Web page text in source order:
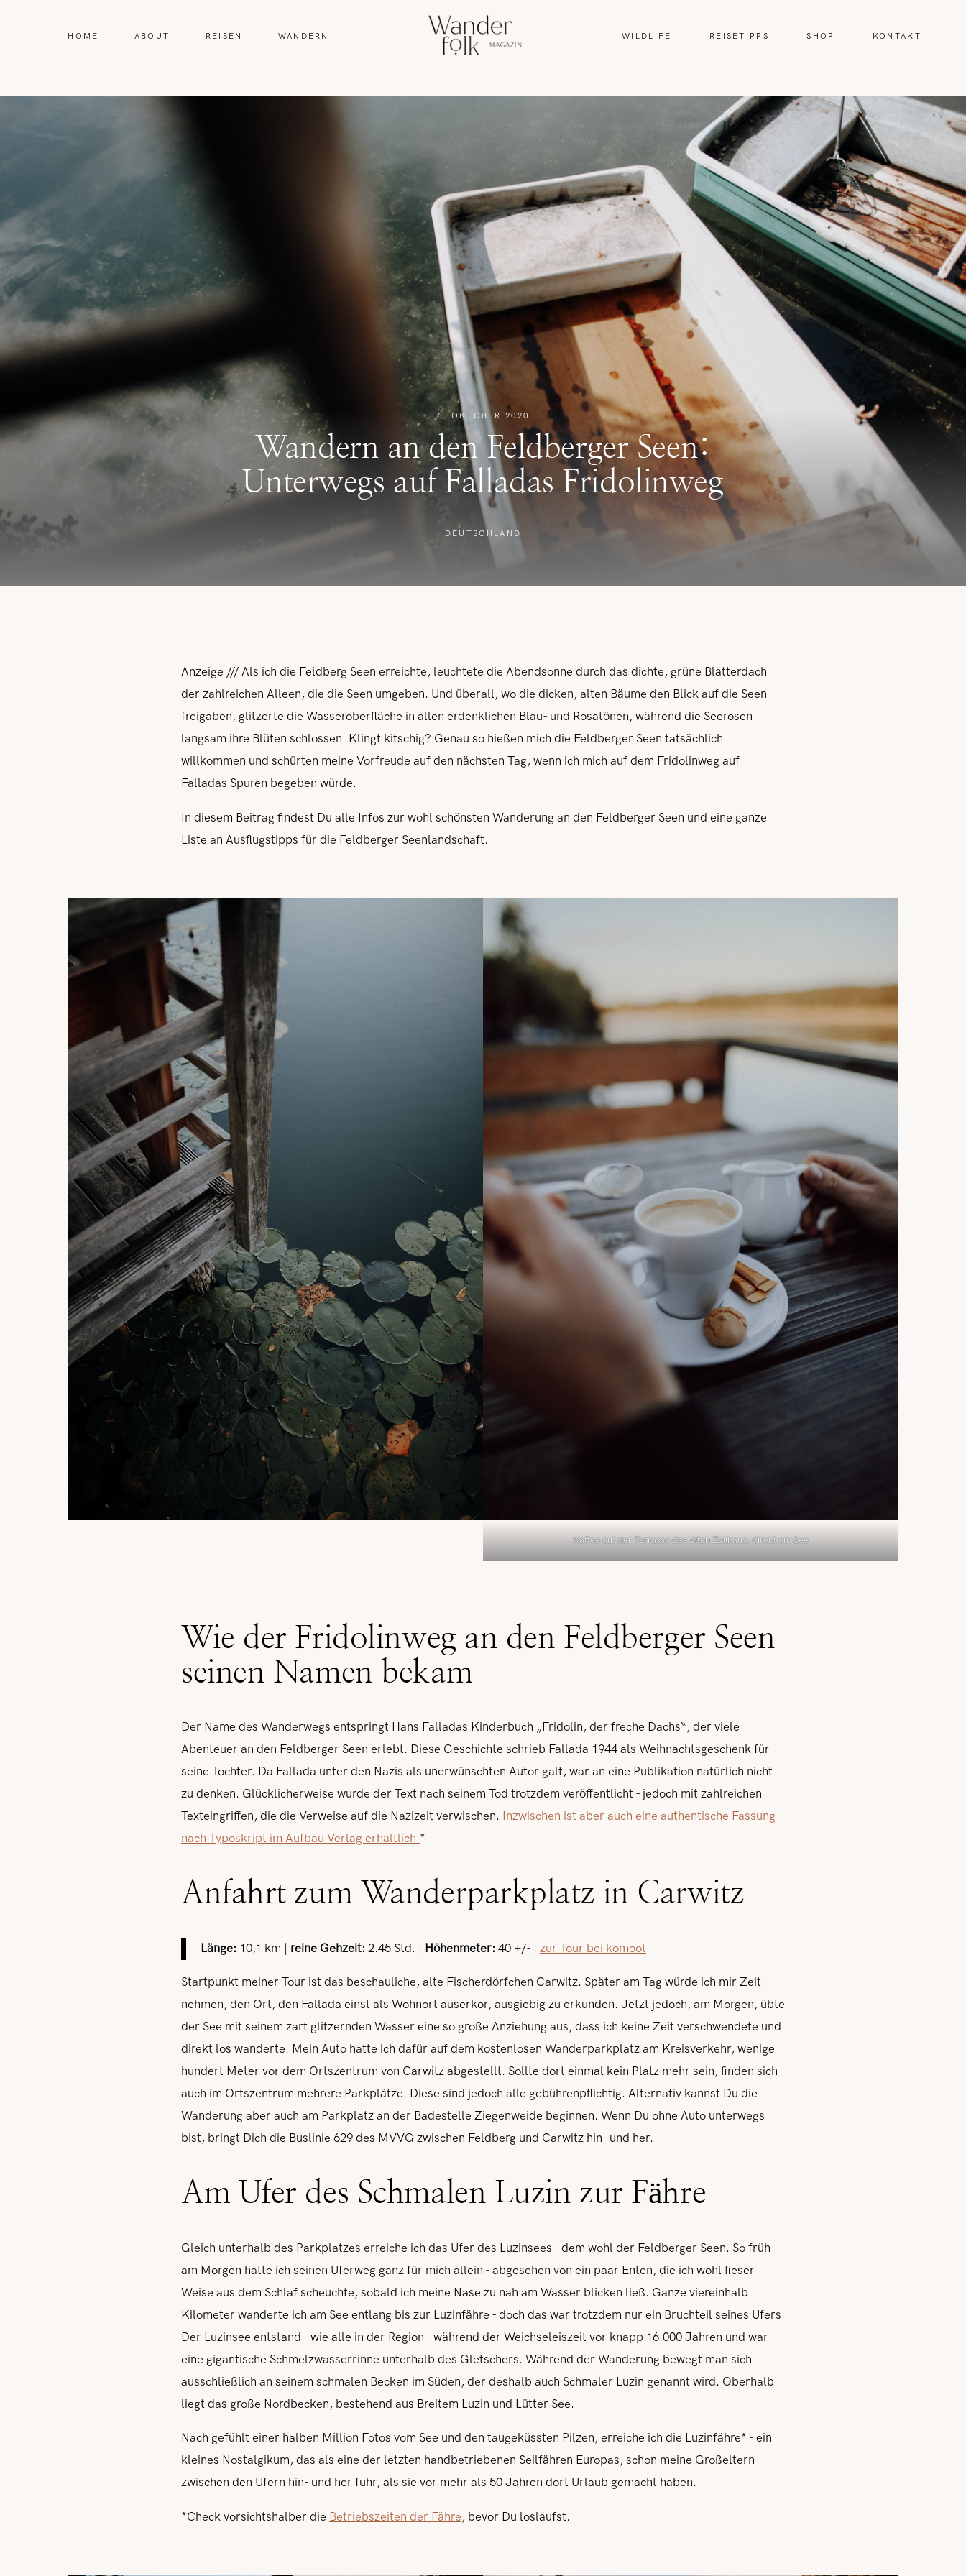
HOME ABOUT REISEN WANDERN WILDLIFE REISETIPPS SHOP KONTAKT
6. OKTOBER 2020
Wandern an den Feldberger Seen:
Unterwegs auf Falladas Fridolinweg
DEUTSCHLAND
Anzeige /// Als ich die Feldberg Seen erreichte, leuchtete die Abendsonne durch das dichte, grüne Blätterdach
der zahlreichen Alleen, die die Seen umgeben. Und überall, wo die dicken, alten Bäume den Blick auf die Seen
freigaben, glitzerte die Wasseroberfläche in allen erdenklichen Blau- und Rosatönen, während die Seerosen
langsam ihre Blüten schlossen. Klingt kitschig? Genau so hießen mich die Feldberger Seen tatsächlich
willkommen und schürten meine Vorfreude auf den nächsten Tag, wenn ich mich auf dem Fridolinweg auf
Falladas Spuren begeben würde.
In diesem Beitrag findest Du alle Infos zur wohl schönsten Wanderung an den Feldberger Seen und eine ganze
Liste an Ausflugstipps für die Feldberger Seenlandschaft.
Kaffee auf der Terrasse des Alten Zollhaus, direkt am See
Wie der Fridolinweg an den Feldberger Seen
seinen Namen bekam
Der Name des Wanderwegs entspringt Hans Falladas Kinderbuch „Fridolin, der freche Dachs“, der viele
Abenteuer an den Feldberger Seen erlebt. Diese Geschichte schrieb Fallada 1944 als Weihnachtsgeschenk für
seine Tochter. Da Fallada unter den Nazis als unerwünschten Autor galt, war an eine Publikation natürlich nicht
zu denken. Glücklicherweise wurde der Text nach seinem Tod trotzdem veröffentlicht - jedoch mit zahlreichen
Texteingriffen, die die Verweise auf die Nazizeit verwischen. Inzwischen ist aber auch eine authentische Fassung
nach Typoskript im Aufbau Verlag erhältlich.*
Anfahrt zum Wanderparkplatz in Carwitz
Länge: 10,1 km | reine Gehzeit: 2.45 Std. | Höhenmeter: 40 +/- | zur Tour bei komoot
Startpunkt meiner Tour ist das beschauliche, alte Fischerdörfchen Carwitz. Später am Tag würde ich mir Zeit
nehmen, den Ort, den Fallada einst als Wohnort auserkor, ausgiebig zu erkunden. Jetzt jedoch, am Morgen, übte
der See mit seinem zart glitzernden Wasser eine so große Anziehung aus, dass ich keine Zeit verschwendete und
direkt los wanderte. Mein Auto hatte ich dafür auf dem kostenlosen Wanderparkplatz am Kreisverkehr, wenige
hundert Meter vor dem Ortszentrum von Carwitz abgestellt. Sollte dort einmal kein Platz mehr sein, finden sich
auch im Ortszentrum mehrere Parkplätze. Diese sind jedoch alle gebührenpflichtig. Alternativ kannst Du die
Wanderung aber auch am Parkplatz an der Badestelle Ziegenweide beginnen. Wenn Du ohne Auto unterwegs
bist, bringt Dich die Buslinie 629 des MVVG zwischen Feldberg und Carwitz hin- und her.
Am Ufer des Schmalen Luzin zur Fähre
Gleich unterhalb des Parkplatzes erreiche ich das Ufer des Luzinsees - dem wohl der Feldberger Seen. So früh
am Morgen hatte ich seinen Uferweg ganz für mich allein - abgesehen von ein paar Enten, die ich wohl fieser
Weise aus dem Schlaf scheuchte, sobald ich meine Nase zu nah am Wasser blicken ließ. Ganze viereinhalb
Kilometer wanderte ich am See entlang bis zur Luzinfähre - doch das war trotzdem nur ein Bruchteil seines Ufers.
Der Luzinsee entstand - wie alle in der Region - während der Weichseleiszeit vor knapp 16.000 Jahren und war
eine gigantische Schmelzwasserrinne unterhalb des Gletschers. Während der Wanderung bewegt man sich
ausschließlich an seinem schmalen Becken im Süden, der deshalb auch Schmaler Luzin genannt wird. Oberhalb
liegt das große Nordbecken, bestehend aus Breitem Luzin und Lütter See.
Nach gefühlt einer halben Million Fotos vom See und den taugeküssten Pilzen, erreiche ich die Luzinfähre* - ein
kleines Nostalgikum, das als eine der letzten handbetriebenen Seilfähren Europas, schon meine Großeltern
zwischen den Ufern hin- und her fuhr, als sie vor mehr als 50 Jahren dort Urlaub gemacht haben.
*Check vorsichtshalber die Betriebszeiten der Fähre, bevor Du losläufst.
WANDERN
WILDLIFE
REISETIPPS
SHOP
KONTAKT